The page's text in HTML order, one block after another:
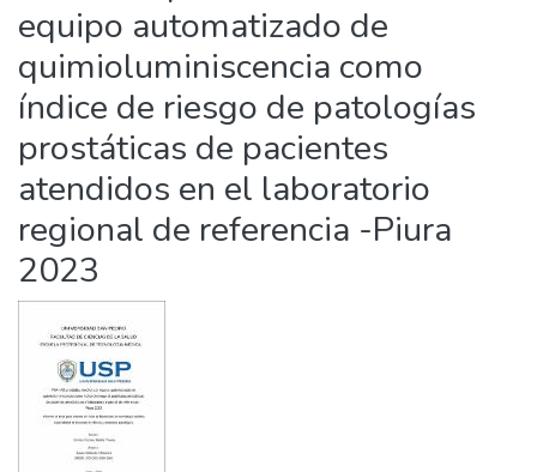
equipo automatizado de
quimioluminiscencia como
índice de riesgo de patologías
prostáticas de pacientes
atendidos en el laboratorio
regional de referencia -Piura
2023